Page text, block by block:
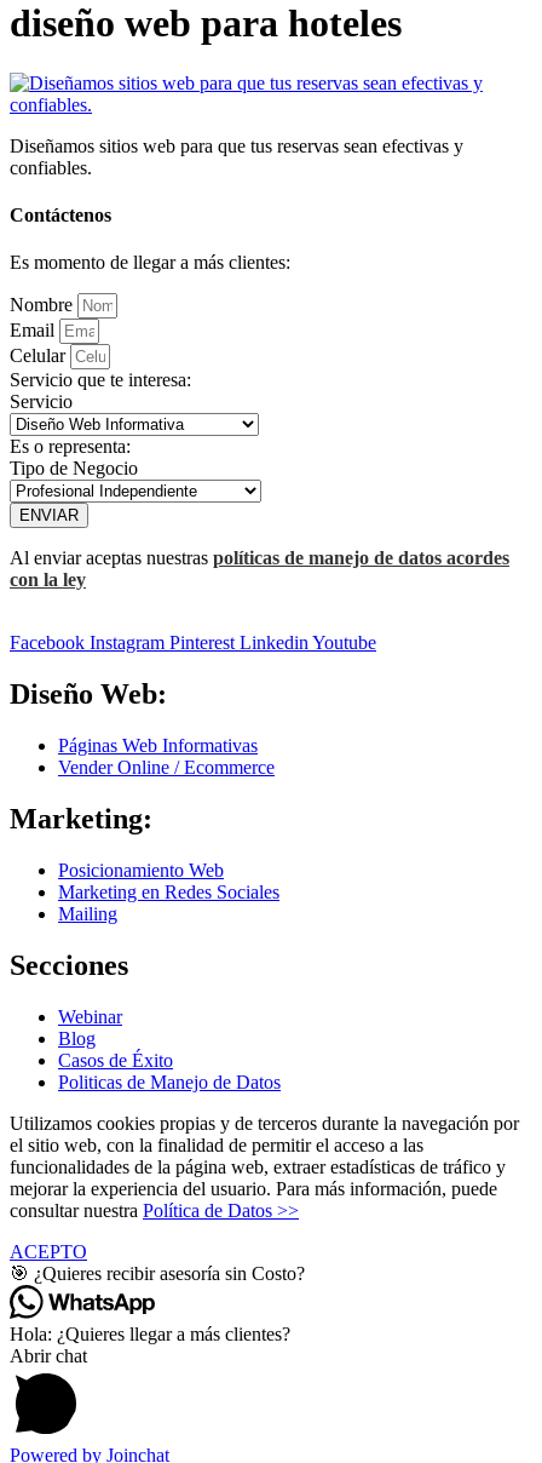
diseño web para hoteles
Diseñamos sitios web para que tus reservas sean efectivas y
confiables.
Contáctenos
Es momento de llegar a más clientes:
Nombre
Email
Celular
Servicio que te interesa:
Servicio
Es o representa:
Tipo de Negocio
ENVIAR
Al enviar aceptas nuestras políticas de manejo de datos acordes
con la ley
Facebook Instagram Pinterest LinkedinYoutube
Diseño Web:
Páginas Web Informativas
Vender Online / Ecommerce
Marketing:
Posicionamiento Web
Marketing en Redes Sociales
Mailing
Secciones
Webinar
Blog
Casos de Éxito
Politicas de Manejo de Datos
Utilizamos cookies propias y de terceros durante la navegación por
el sitio web, con la finalidad de permitir el acceso a las
funcionalidades de la página web, extraer estadísticas de tráfico y
mejorar la experiencia del usuario. Para más información, puede
consultar nuestra Política de Datos >>
ACEPTO
🎯 ¿Quieres recibir asesoría sin Costo?
Hola: ¿Quieres llegar a más clientes?
Abrir chat
Powered by Joinchat